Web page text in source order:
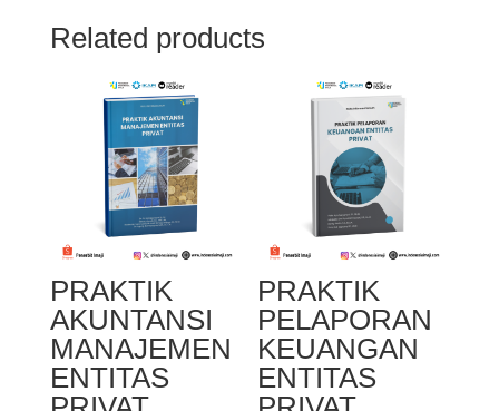
Related products
PRAKTIK
AKUNTANSI
MANAJEMEN
ENTITAS
PRAKTIK
PELAPORAN
KEUANGAN
ENTITAS